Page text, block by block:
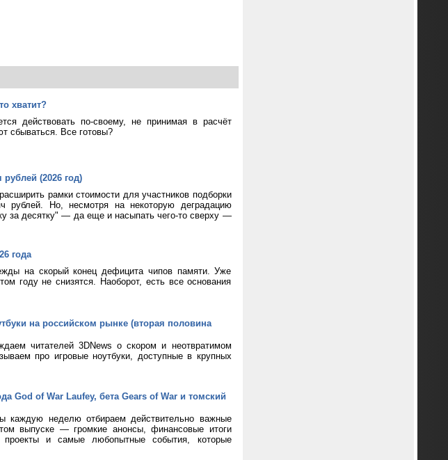
хватит?
действовать по-своему, не принимая в расчёт
сбываться. Все готовы?
(2026 год)
рамки стоимости для участников подборки
Но, несмотря на некоторую деградацию
за десятку" — да еще и насыпать чего-то сверху —
года
на скорый конец дефицита чипов памяти. Уже
году не снизятся. Наоборот, есть все основания
на российском рынке (вторая половина
читателей 3DNews о скором и неотвратимом
про игровые ноутбуки, доступные в крупных
God of War Laufey, бета Gears of War и томский
неделю отбираем действительно важные
выпуске — громкие анонсы, финансовые итоги
и самые любопытные события, которые